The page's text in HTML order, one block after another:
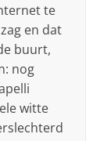
te
en dat
buurt,
nog
witte